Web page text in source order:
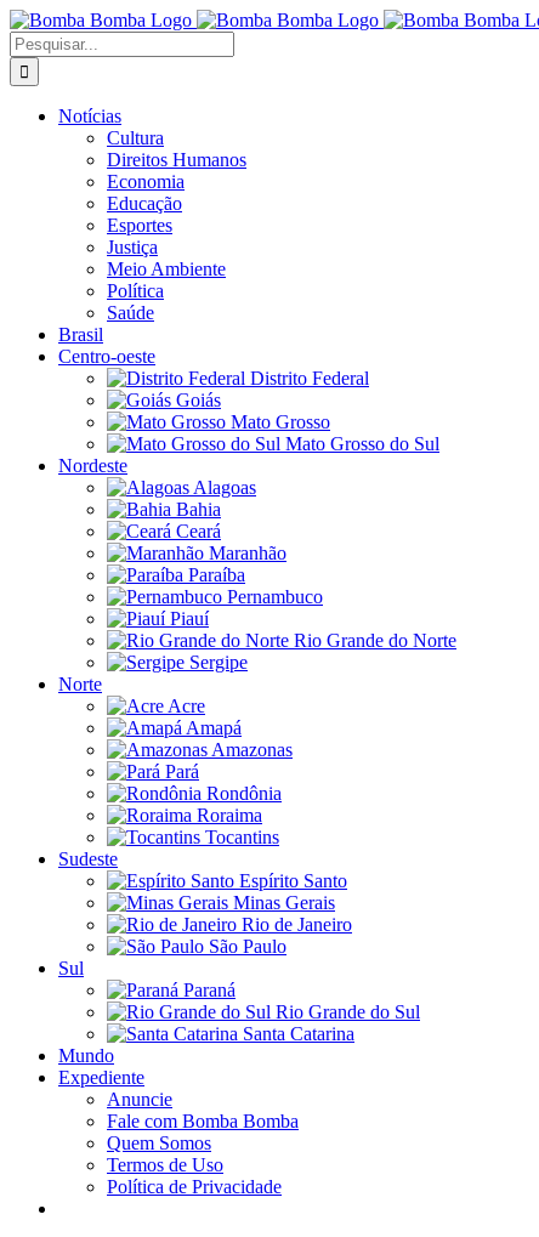
Ir
para
o
conteúdo
Buscar
resultados
para:
Notícias
Cultura
Direitos Humanos
Economia
Educação
Esportes
Justiça
Meio Ambiente
Política
Saúde
Brasil
Centro-oeste
Distrito Federal
Goiás
Mato Grosso
Mato Grosso do Sul
Nordeste
Alagoas
Bahia
Ceará
Maranhão
Paraíba
Pernambuco
Piauí
Rio Grande do Norte
Sergipe
Norte
Acre
Amapá
Amazonas
Pará
Rondônia
Roraima
Tocantins
Sudeste
Espírito Santo
Minas Gerais
Rio de Janeiro
São Paulo
Sul
Paraná
Rio Grande do Sul
Santa Catarina
Mundo
Expediente
Anuncie
Fale com Bomba Bomba
Quem Somos
Termos de Uso
Política de Privacidade